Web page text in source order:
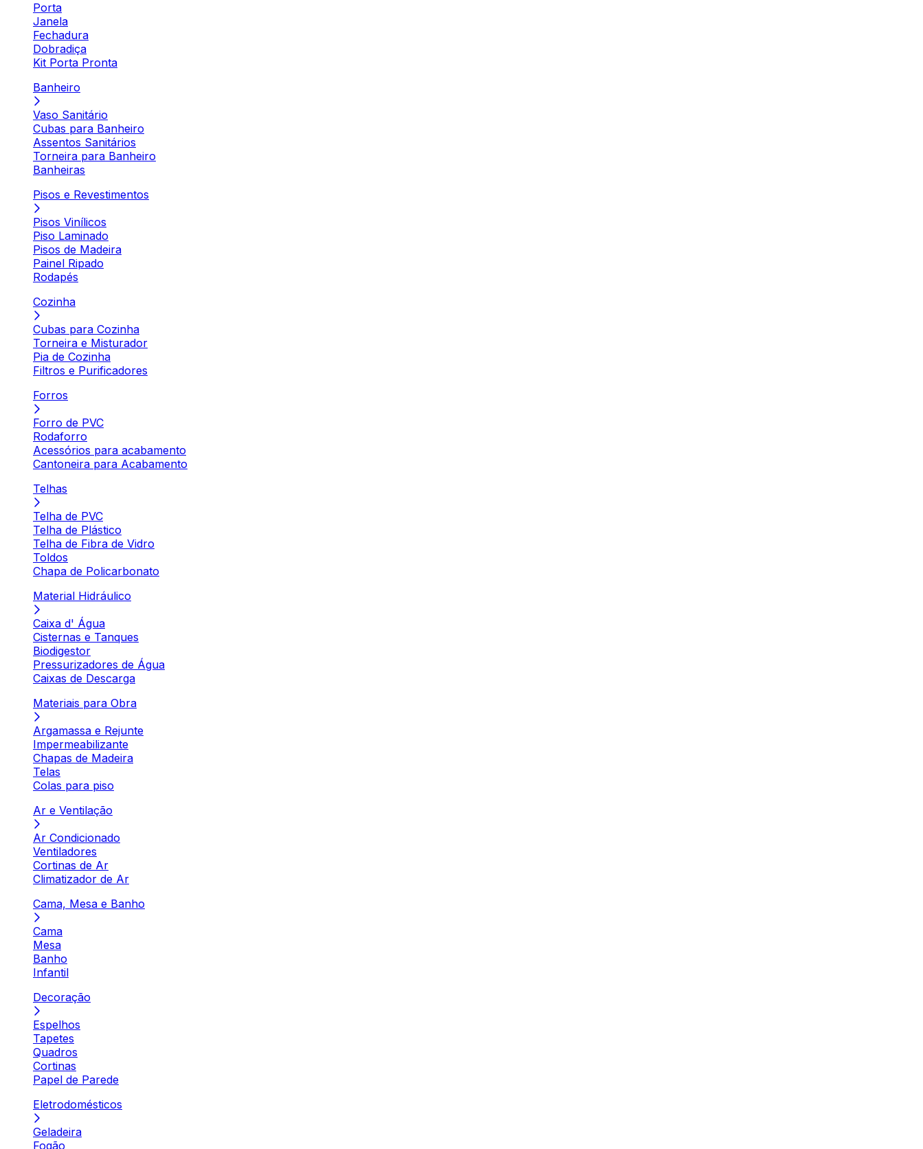
Porta
Janela
Fechadura
Dobradiça
Kit Porta Pronta
Banheiro
Vaso Sanitário
Cubas para Banheiro
Assentos Sanitários
Torneira para Banheiro
Banheiras
Pisos e Revestimentos
Pisos Vinílicos
Piso Laminado
Pisos de Madeira
Painel Ripado
Rodapés
Cozinha
Cubas para Cozinha
Torneira e Misturador
Pia de Cozinha
Filtros e Purificadores
Forros
Forro de PVC
Rodaforro
Acessórios para acabamento
Cantoneira para Acabamento
Telhas
Telha de PVC
Telha de Plástico
Telha de Fibra de Vidro
Toldos
Chapa de Policarbonato
Material Hidráulico
Caixa d' Água
Cisternas e Tanques
Biodigestor
Pressurizadores de Água
Caixas de Descarga
Materiais para Obra
Argamassa e Rejunte
Impermeabilizante
Chapas de Madeira
Telas
Colas para piso
Ar e Ventilação
Ar Condicionado
Ventiladores
Cortinas de Ar
Climatizador de Ar
Cama, Mesa e Banho
Cama
Mesa
Banho
Infantil
Decoração
Espelhos
Tapetes
Quadros
Cortinas
Papel de Parede
Eletrodomésticos
Geladeira
Fogão